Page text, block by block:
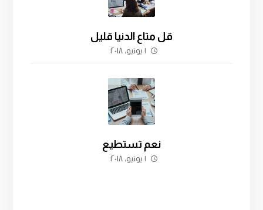
قل متاع الدنيا قليل
١ يونيو، ٢٠١٨
نعم تستطيع
١ يونيو، ٢٠١٨